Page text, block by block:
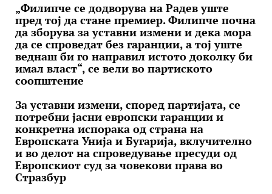
„Филипче се додворува на Радев уште
пред тој да стане премиер. Филипче почна
да зборува за уставни измени и дека мора
да се спроведат без гаранции, а тој уште
веднаш би го направил истото доколку би
имал власт“, се вели во партиското
соопштение
За уставни измени, според партијата, се
потребни јасни европски гаранции и
конкретна испорака од страна на
Европската Унија и Бугарија, вклучително
и во делот на спроведување пресуди од
Европскиот суд за човекови права во
Стразбур